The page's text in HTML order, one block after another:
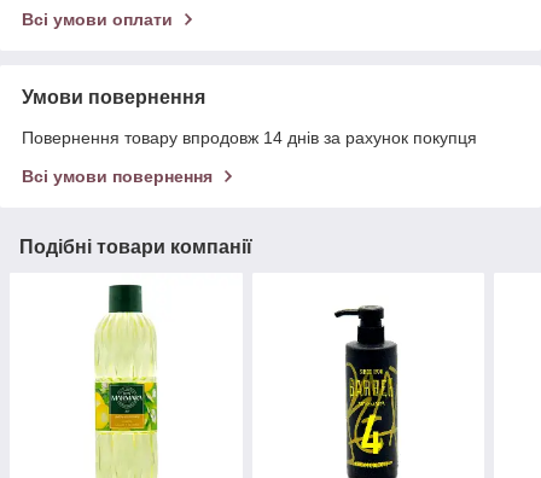
Всі умови оплати
Умови повернення
Повернення товару впродовж 14 днів за рахунок покупця
Всі умови повернення
Подібні товари компанії